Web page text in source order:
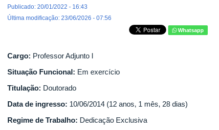
Publicado: 20/01/2022 - 16:43
Última modificação: 23/06/2026 - 07:56
Whatsapp
Cargo: Professor Adjunto I
Situação Funcional: Em exercício
Titulação: Doutorado
Data de ingresso: 10/06/2014 (12 anos, 1 mês, 28 dias)
Regime de Trabalho: Dedicação Exclusiva